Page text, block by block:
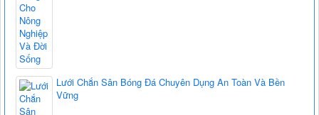
Lưới Chắn Sân Bóng Đá Chuyên Dụng An Toàn Và Bền
Vững